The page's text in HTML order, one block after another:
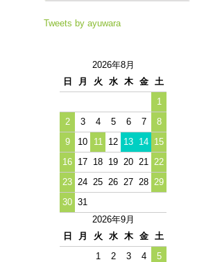
Tweets by ayuwara
2026年8月
日
月 火 水 木 金
土
1
2
3 4 5 6 7
8
9
10 11 12 13 14 15
16 17 18 19 20 21
22
23 24 25 26 27 28 29
30 31
2026年9月
日
月 火 水 木 金
土
1
2 3 4
5